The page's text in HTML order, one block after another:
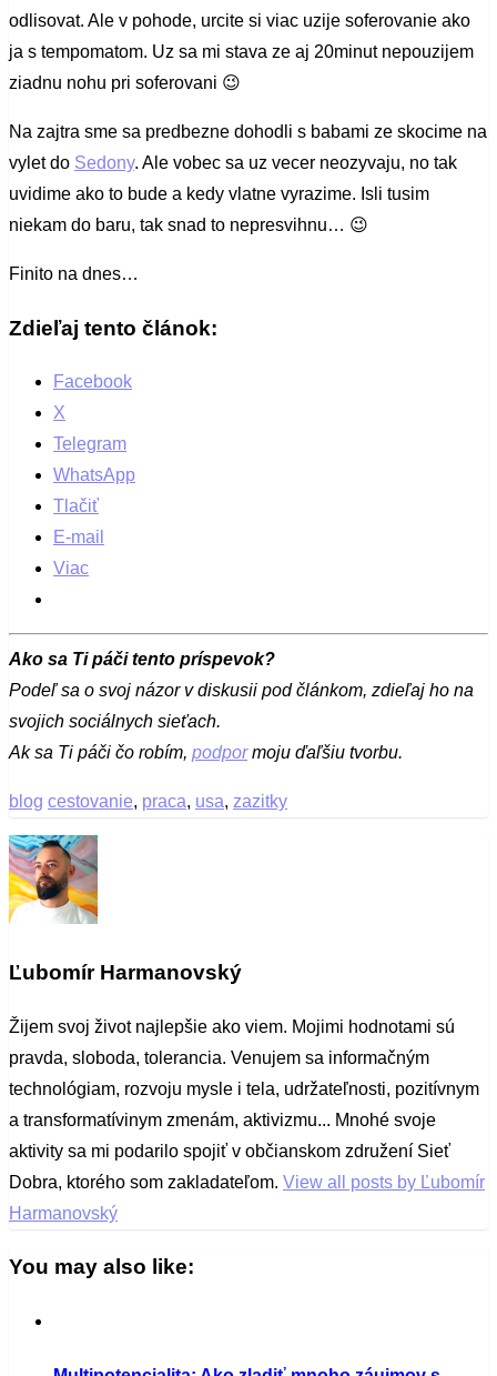
odlisovat. Ale v pohode, urcite si viac uzije soferovanie ako
ja s tempomatom. Uz sa mi stava ze aj 20minut nepouzijem
ziadnu nohu pri soferovani 😉
Na zajtra sme sa predbezne dohodli s babami ze skocime na
vylet do Sedony. Ale vobec sa uz vecer neozyvaju, no tak
uvidime ako to bude a kedy vlatne vyrazime. Isli tusim
niekam do baru, tak snad to nepresvihnu… 😉
Finito na dnes…
Zdieľaj tento článok:
Facebook
X
Telegram
WhatsApp
Tlačiť
E-mail
Viac
Ako sa Ti páči tento príspevok?
Podeľ sa o svoj názor v diskusii pod článkom, zdieľaj ho na
svojich sociálnych sieťach.
Ak sa Ti páči čo robím, podpormoju ďaľšiu tvorbu.
blog cestovanie, praca, usa, zazitky
Ľubomír Harmanovský
Žijem svoj život najlepšie ako viem. Mojimi hodnotami sú
pravda, sloboda, tolerancia. Venujem sa informačným
technológiam, rozvoju mysle i tela, udržateľnosti, pozitívnym
a transformatívinym zmenám, aktivizmu... Mnohé svoje
aktivity sa mi podarilo spojiť v občianskom združení Sieť
Dobra, ktorého som zakladateľom. View all posts by Ľubomír
Harmanovský
You may also like: